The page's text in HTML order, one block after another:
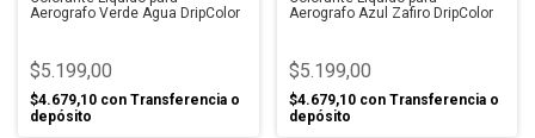
Aerografo Verde Agua DripColor
$5.199,00
$4.679,10 con Transferencia o
depósito
Aerografo Azul Zafiro DripColor
$5.199,00
$4.679,10 con Transferencia o
depósito